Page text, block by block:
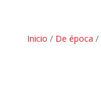
Inicio / De época /